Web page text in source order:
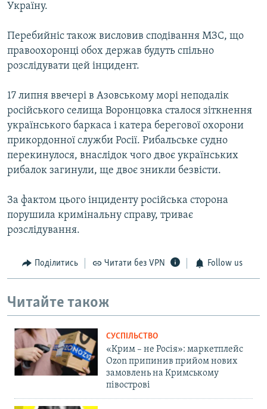
Україну.
Перебийніс також висловив сподівання МЗС, що
правоохоронці обох держав будуть спільно
розслідувати цей інцидент.
17 липня ввечері в Азовському морі неподалік
російського селища Воронцовка сталося зіткнення
українського баркаса і катера берегової охорони
прикордонної служби Росії. Рибальське судно
перекинулося, внаслідок чого двоє українських
рибалок загинули, ще двоє зникли безвісти.
За фактом цього інциденту російська сторона
порушила кримінальну справу, триває
розслідування.
Поділитись Читати без VPN Follow us
Читайте також
СУСПІЛЬСТВО
«Крим – не Росія»: маркетплейс
Ozon припинив прийом нових
замовлень на Кримському
півострові